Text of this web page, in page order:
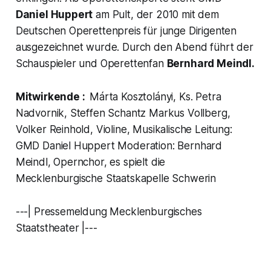
Daniel Huppert am Pult, der 2010 mit dem
Deutschen Operettenpreis für junge Dirigenten
ausgezeichnet wurde. Durch den Abend führt der
Schauspieler und Operettenfan Bernhard Meindl.
Mitwirkende : Márta Kosztolányi, Ks. Petra
Nadvornik, Steffen Schantz Markus Vollberg,
Volker Reinhold, Violine, Musikalische Leitung:
GMD Daniel Huppert Moderation: Bernhard
Meindl, Opernchor, es spielt die
Mecklenburgische Staatskapelle Schwerin
---| Pressemeldung Mecklenburgisches
Staatstheater |---